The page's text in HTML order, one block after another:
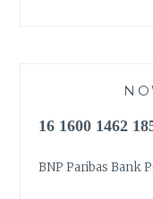
16 1600 1462
BNP Paribas Bank